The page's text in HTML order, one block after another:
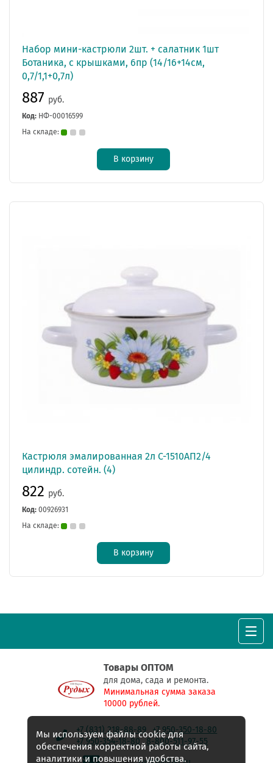
Набор мини-кастрюли 2шт. + салатник 1шт
Ботаника, с крышками, 6пр (14/16+14см,
0,7/1,1+0,7л)
887 руб.
Код: НФ-00016599
На складе:
В корзину
Кастрюля эмалированная 2л С-1510АП2/4
цилиндр. сотейн. (4)
822 руб.
Код: 00926931
На складе:
В корзину
Товары ОПТОМ
для дома, сада и ремонта.
Минимальная сумма заказа
10000 рублей.
+7 (831) 218-88-89
+7 950-350-18-80
+7 950-354-18-80
8-800-511-97-55
Мы используем файлы cookie для
обеспечения корректной работы сайта,
аналитики и повышения удобства.